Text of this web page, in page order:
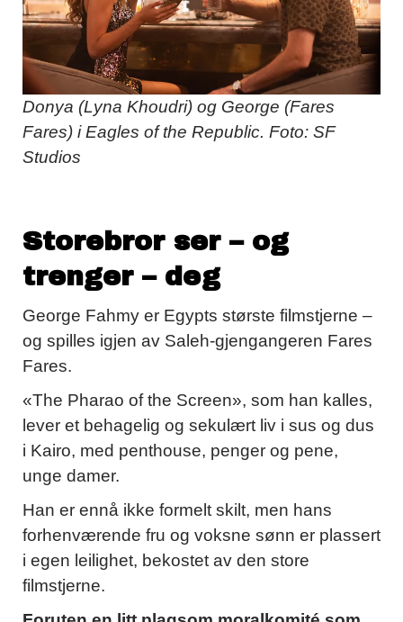
Donya (Lyna Khoudri) og George (Fares
Fares) i Eagles of the Republic. Foto: SF
Studios
Storebror ser – og
trenger – deg
George Fahmy er Egypts største filmstjerne –
og spilles igjen av Saleh-gjengangeren Fares
Fares.
«The Pharao of the Screen», som han kalles,
lever et behagelig og sekulært liv i sus og dus
i Kairo, med penthouse, penger og pene,
unge damer.
Han er ennå ikke formelt skilt, men hans
forhenværende fru og voksne sønn er plassert
i egen leilighet, bekostet av den store
filmstjerne.